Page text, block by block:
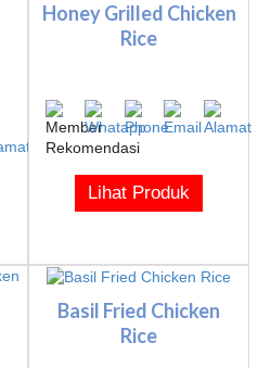
Honey Grilled Chicken
Rice
Lihat Produk
Basil Fried Chicken
Rice